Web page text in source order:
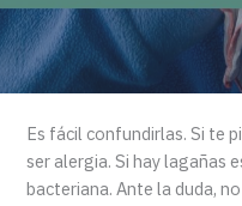
Es fácil confundirlas. Si te
ser alergia. Si hay lagañas
bacteriana. Ante la duda,